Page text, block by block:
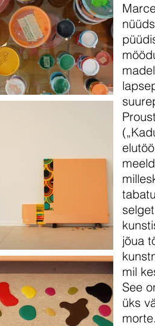
jõua
mil
See
üks
morte.